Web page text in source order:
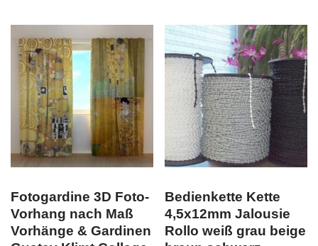
Fotogardine 3D Foto-
Vorhang nach Maß
Vorhänge & Gardinen
Bedienkette Kette
4,5x12mm Jalousie
Rollo weiß grau beige